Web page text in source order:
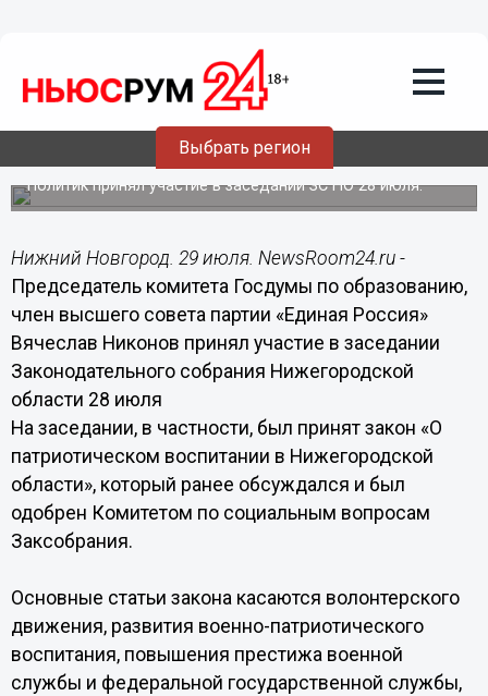
Выбрать регион
Вячеслав Никонов: Патриотизм – это
желание добра и благополучия своей
Политик принял участие в заседании ЗС НО 28 июля.
Нижний Новгород. 29 июля. NewsRoom24.ru -
Председатель комитета Госдумы по образованию,
член высшего совета партии «Единая Россия»
Вячеслав Никонов принял участие в заседании
Законодательного собрания Нижегородской
области 28 июля
На заседании, в частности, был принят закон «О
патриотическом воспитании в Нижегородской
области», который ранее обсуждался и был
одобрен Комитетом по социальным вопросам
Заксобрания.
Основные статьи закона касаются волонтерского
движения, развития военно-патриотического
воспитания, повышения престижа военной
службы и федеральной государственной службы,